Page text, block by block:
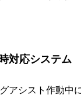
対応システム
アシスト作動中